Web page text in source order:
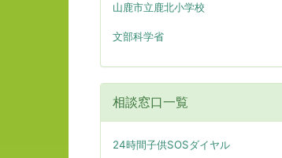
山鹿市立鹿北小学校
文部科学省
相談窓口一覧
24時間子供SOSダイヤル